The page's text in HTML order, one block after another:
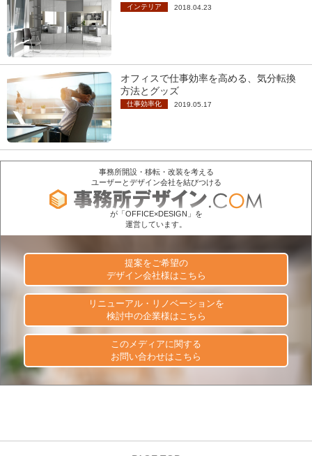
インテリア 2018.04.23
オフィスで仕事効率を高める、気分転換
方法とグッズ
仕事効率化 2019.05.17
事務所開設・移転・改装を考える
ユーザーとデザイン会社を結びつける
が「OFFICE×DESIGN」を
運営しています。
提案をご希望の
デザイン会社様はこちら
リニューアル・リノベーションを
検討中の企業様はこちら
このメディアに関する
お問い合わせはこちら